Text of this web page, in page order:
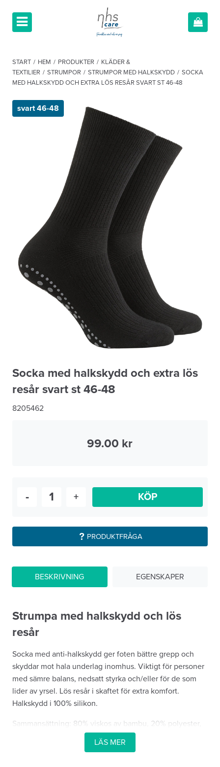
START / HEM / PRODUKTER / KLÄDER &
TEXTILIER / STRUMPOR / STRUMPOR MED HALKSKYDD / SOCKA
MED HALKSKYDD OCH EXTRA LÖS RESÅR SVART ST 46-48
svart 46-48
Socka med halkskydd och extra lös
resår svart st 46-48
8205462
99.00
PRODUKTFRÅGA
- + KÖP
BESKRIVNING EGENSKAPER
Strumpa med halkskydd och lös
resår
Socka med anti-halkskydd ger foten bättre grepp och
skyddar mot hala underlag inomhus. Viktigt för personer
med sämre balans, nedsatt styrka och/eller för de som
lider av yrsel. Lös resår i skaftet för extra komfort.
Halkskydd i 100% silikon.
Sammansättning: 80% viskos av bambu, 20% polyester,
LÄS MER